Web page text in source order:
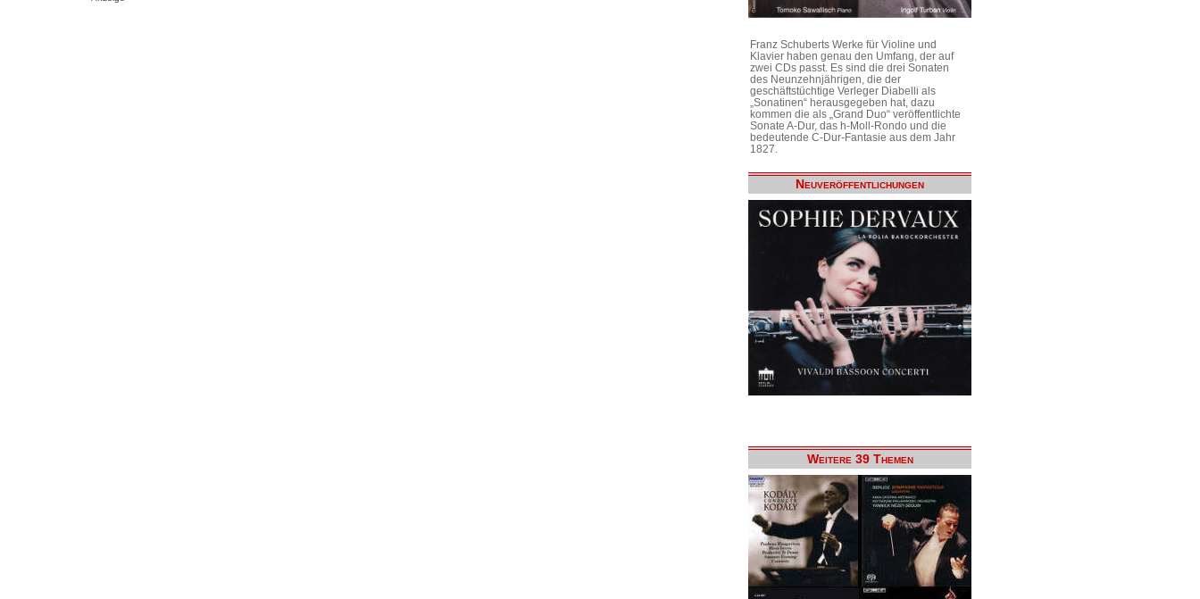
Franz Schuberts Werke für Violine und
Klavier haben genau den Umfang, der auf
zwei CDs passt. Es sind die drei Sonaten
des Neunzehnjährigen, die der
geschäftstüchtige Verleger Diabelli als
„Sonatinen“ herausgegeben hat, dazu
kommen die als „Grand Duo“ veröffentlichte
Sonate A-Dur, das h-Moll-Rondo und die
bedeutende C-Dur-Fantasie aus dem Jahr
1827.
Neuveröffentlichungen
Weitere 39 Themen